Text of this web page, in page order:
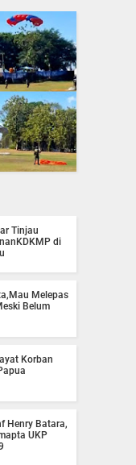
Tinjau
di
Melepas
Belum
Korban
Henry Batara,
UKP